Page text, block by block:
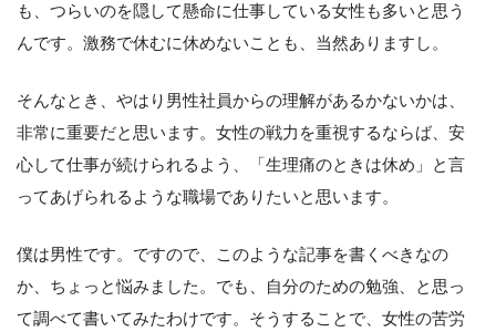
も、つらいのを隠して懸命に仕事している女性も多いと思う
んです。激務で休むに休めないことも、当然ありますし。
そんなとき、やはり男性社員からの理解があるかないかは、
非常に重要だと思います。女性の戦力を重視するならば、安
心して仕事が続けられるよう、「生理痛のときは休め」と言
ってあげられるような職場でありたいと思います。
僕は男性です。ですので、このような記事を書くべきなの
か、ちょっと悩みました。でも、自分のための勉強、と思っ
て調べて書いてみたわけです。そうすることで、女性の苦労